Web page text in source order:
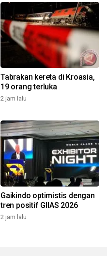
ekonomi sirkular
Tabrakan kereta di Kroasia,
19 orang terluka
2 jam lalu
Gaikindo optimistis dengan
tren positif GIIAS 2026
2 jam lalu